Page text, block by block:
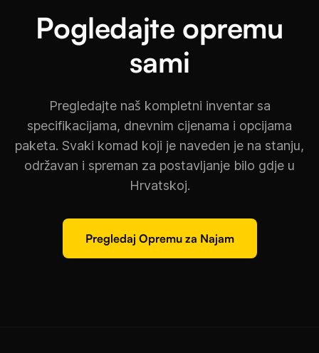
Pogledajte opremu
sami
Pregledajte naš kompletni inventar sa
specifikacijama, dnevnim cijenama i opcijama
paketa. Svaki komad koji je naveden je na stanju,
održavan i spreman za postavljanje bilo gdje u
Hrvatskoj.
Pregledaj Opremu za Najam